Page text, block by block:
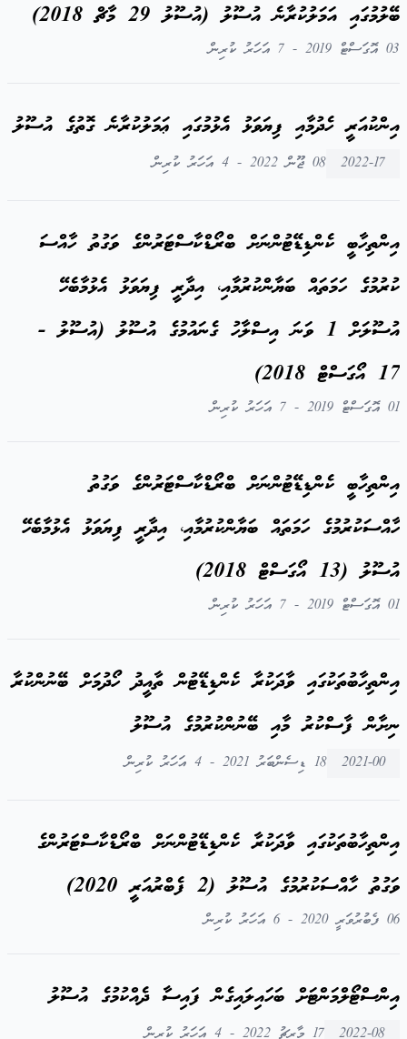
ބޭލުމުގައި އަމަލުކުރާނެ އުސޫލު (އުސޫލު 29 މާޗް 2018)
03 އޮގަސްޓް 2019 - 7 އަހަރު ކުރިން
އިންކުއަރީ ހެދުމާއި ފިޔަވަޅު އެޅުމުގައި ޢަމަލުކުރާނެ ގޮތުގެ އުސޫލު
2022-17 08 ޖޫން 2022 - 4 އަހަރު ކުރިން
އިންތިހާބީ ކެންޑިޑޭޓުންނަށް ބްރޯޑްކާސްޓަރުންގެ ވަގުތު ހާއްސަ
ކުރުމުގެ ހަމަތައް ބަޔާންކުރުމާއި، އިދާރީ ފިޔަވަޅު އެޅުމާބެހޭ
އުސޫލަށް 1 ވަނަ އިސްލާހު ގެނައުމުގެ އުސޫލު (އުސޫލު -
17 އޯގަސްޓް 2018)
01 އޮގަސްޓް 2019 - 7 އަހަރު ކުރިން
އިންތިހާބީ ކެންޑިޑޭޓުންނަށް ބްރޯޑްކާސްޓަރުންގެ ވަގުތު
ހާއްސަކުރުމުގެ ހަމަތައް ބަޔާންކުރުމާއި، އިދާރީ ފިޔަވަޅު އެޅުމާބެހޭ
އުސޫލު (13 އޯގަސްޓް 2018)
01 އޮގަސްޓް 2019 - 7 އަހަރު ކުރިން
އިންތިހާބުތަކުގައި ވާދަކުރާ ކެންޑިޑޭޓުން ތާއީދު ހޯދުމަށް ބޭނުންކުރާ
ނިށާން ފާސްކުރު މާއި ބޭނުންކުރުމުގެ އުސޫލު
2021-00 18 ޑިސެންބަރު 2021 - 4 އަހަރު ކުރިން
އިންތިހާބުތަކުގައި ވާދަކުރާ ކެންޑިޑޭޓުންނަށް ބްރޯޑްކާސްޓަރުންގެ
ވަގުތު ހާއްސަކުރުމުގެ އުސޫލު (2 ފެބްރުއަރީ 2020)
06 ފެބުރުވަރީ 2020 - 6 އަހަރު ކުރިން
އިންސްޓޯލްމަންޓަށް ބަހައިލައިގެން ފައިސާ ދެއްކުމުގެ އުސޫލު
2022-08 17 މާރިޗު 2022 - 4 އަހަރު ކުރިން